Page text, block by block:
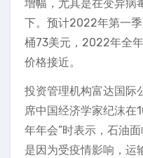
增幅，尤其是在变异病
下。预计2022年第一
桶73美元，2022年全
价格接近。
投资管理机构富达国
席中国经济学家纪沫在
年年会”时表示，石油
是因为受疫情影响，运